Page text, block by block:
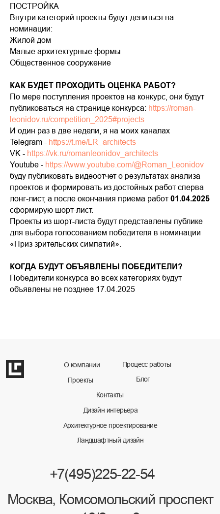
ПОСТРОЙКА
Внутри категорий проекты будут делиться на
номинации:
Жилой дом
Малые архитектурные формы
Общественное сооружение
КАК БУДЕТ ПРОХОДИТЬ ОЦЕНКА РАБОТ?
По мере поступления проектов на конкурс, они будут
публиковаться на странице конкурса: https://roman-
leonidov.ru/competition_2025#projects
И один раз в две недели, я на моих каналах
Telegram - https://t.me/LR_architects
VK - https://vk.ru/romanleonidov_architects
Youtube - https://www.youtube.com/@Roman_Leonidov
буду публиковать видеоотчет о результатах анализа
проектов и формировать из достойных работ сперва
лонг-лист, а после окончания приема работ 01.04.2025
сформирую шорт-лист.
Проекты из шорт-листа будут представлены публике
для выбора голосованием победителя в номинации
«Приз зрительских симпатий».
КОГДА БУДУТ ОБЪЯВЛЕНЫ ПОБЕДИТЕЛИ?
Победители конкурса во всех категориях будут
объявлены не позднее 17.04.2025
+7(495)225-22-54
Москва, Комсомольский проспект
16/2 стр.3
О компании
Архитектурное проектирование
Дизайн интерьера
Ландшафтный дизайн
Проекты
Процесс работы
Блог
Контакты